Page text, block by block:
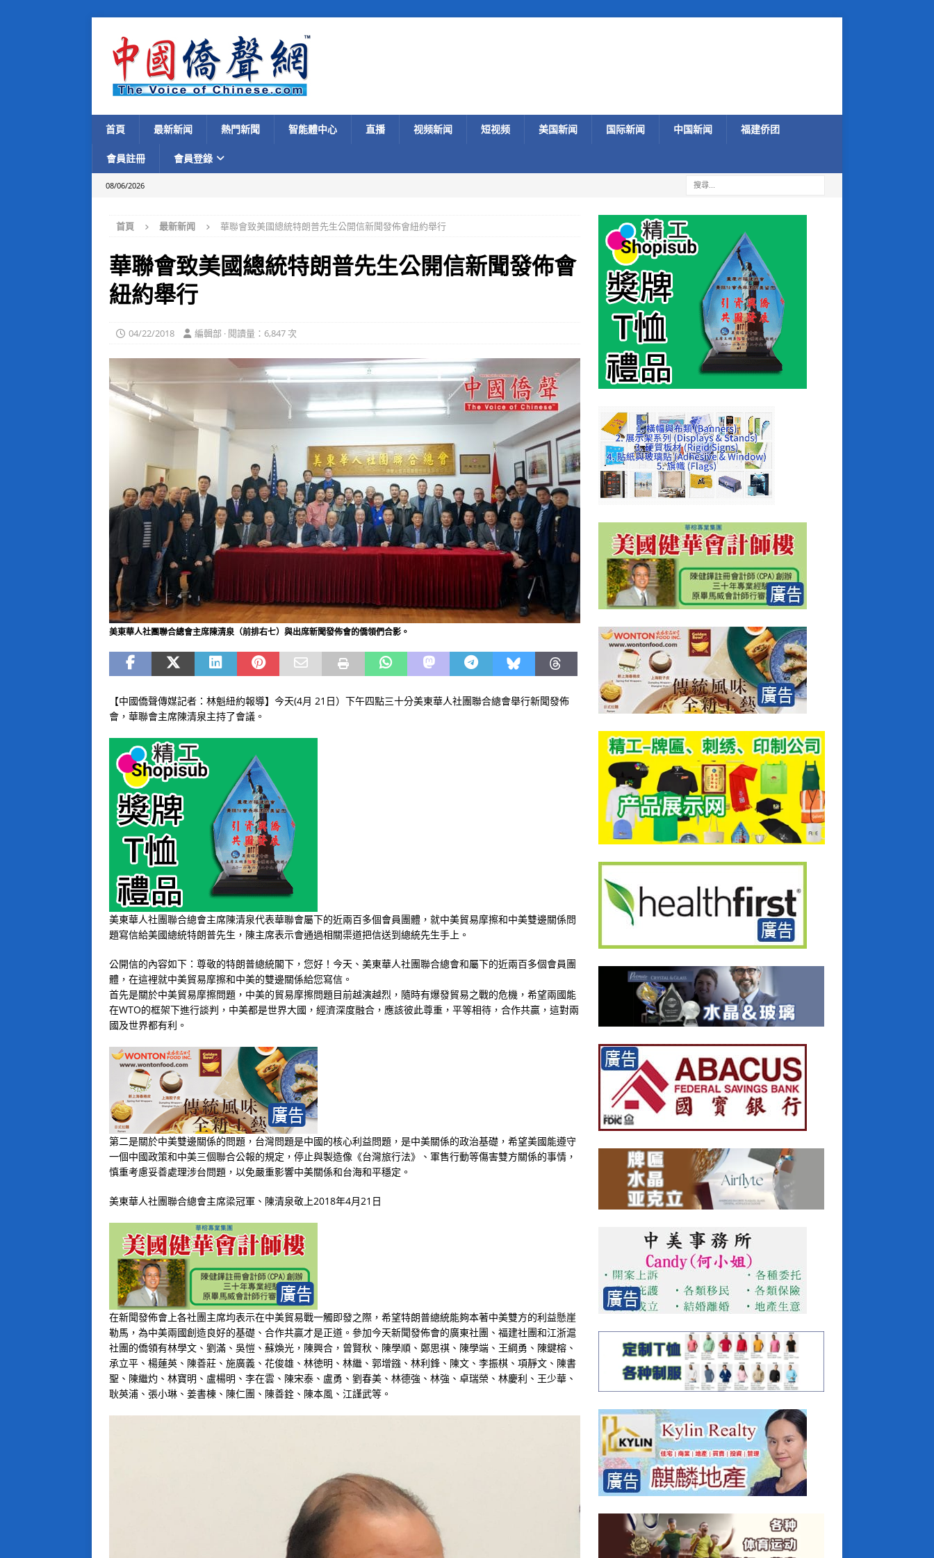
首頁 最新新闻 熱門新聞 智能體中心 直播 视频新闻 短视频 美国新闻 国际新闻 中国新闻 福建侨团
會員註冊 會員登錄
08/06/2026
首頁 最新新闻 華聯會致美國總統特朗普先生公開信新聞發佈會紐約舉行
華聯會致美國總統特朗普先生公開信新聞發佈會
紐約舉行
04/22/2018 編輯部 · 閱讀量：6,847 次
美東華人社團聯合總會主席陳清泉（前排右七）與出席新聞發佈會的僑領們合影。
【中國僑聲傳媒記者：林魁紐約報導】今天(4月 21日）下午四點三十分美東華人社團聯合總會舉行新聞發佈
會，華聯會主席陳清泉主持了會議。
美東華人社團聯合總會主席陳清泉代表華聯會屬下的近兩百多個會員團體，就中美貿易摩擦和中美雙邊關係問
題寫信給美國總統特朗普先生，陳主席表示會通過相關渠道把信送到總統先生手上。
公開信的內容如下：尊敬的特朗普總統閣下，您好！今天、美東華人社團聯合總會和屬下的近兩百多個會員團
體，在這裡就中美貿易摩擦和中美的雙邊關係給您寫信。
首先是關於中美貿易摩擦問題，中美的貿易摩擦問題目前越演越烈，隨時有爆發貿易之戰的危機，希望兩國能
在WTO的框架下進行談判，中美都是世界大國，經濟深度融合，應該彼此尊重，平等相待，合作共贏，這對兩
國及世界都有利。
第二是關於中美雙邊關係的問題，台灣問題是中國的核心利益問題，是中美關係的政治基礎，希望美國能遵守
一個中國政策和中美三個聯合公報的規定，停止與製造像《台灣旅行法》、軍售行動等傷害雙方關係的事情，
慎重考慮妥善處理涉台問題，以免嚴重影響中美關係和台海和平穩定。
美東華人社團聯合總會主席梁冠軍、陳清泉敬上2018年4月21日
在新聞發佈會上各社團主席均表示在中美貿易戰一觸即發之際，希望特朗普總統能夠本著中美雙方的利益懸崖
勒馬，為中美兩國創造良好的基礎、合作共贏才是正道。參加今天新聞發佈會的廣東社團、福建社團和江浙滬
社團的僑領有林學文、劉滿、吳愷、蘇煥光，陳興合，曾賢秋、陳學順、鄭思祺、陳學端、王綱勇、陳鍵榕、
承立平、楊蓮英、陳善莊、施廣義、花俊雄、林徳明、林繼、郭增鏹、林利鋒、陳文、李振棋、項靜文、陳書
聖、陳繼灼、林寶明、盧楊明、李在雲、陳宋泰、盧勇、劉春美、林德強、林強、卓瑞榮、林慶利、王少華、
耿英浦、張小琳、姜書棟、陳仁團、陳善銓、陳本風、江謹武等。